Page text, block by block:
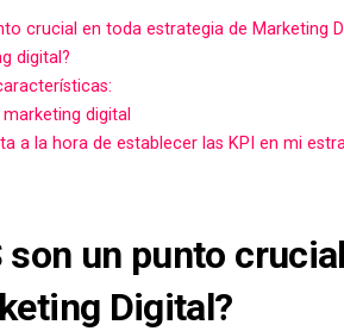
crucial en toda estrategia de Marketing
digital?
digital
a la hora de establecer las KPI en mi
son un punto
Digital?